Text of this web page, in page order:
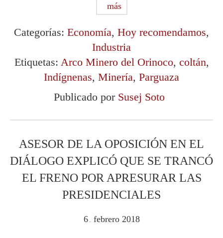
más
Categorías: Economía, Hoy recomendamos,
Industria
Etiquetas: Arco Minero del Orinoco, coltán,
Indígnenas, Minería, Parguaza
Publicado por Susej Soto
ASESOR DE LA OPOSICIÓN EN EL
DIÁLOGO EXPLICÓ QUE SE TRANCÓ
EL FRENO POR APRESURAR LAS
PRESIDENCIALES
6 febrero 2018